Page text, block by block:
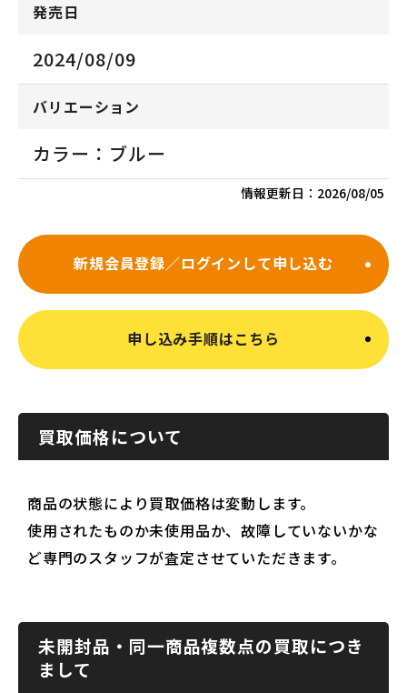
発売日
2024/08/09
バリエーション
カラー：ブルー
情報更新日： 2026/08/05
新規会員登録／ログインして申し込む
申し込み手順はこちら
買取価格について
商品の状態により買取価格は変動します。
使用されたものか未使用品か、故障していないかな
ど専門のスタッフが査定させていただきます。
未開封品・同一商品複数点の買取につき
まして